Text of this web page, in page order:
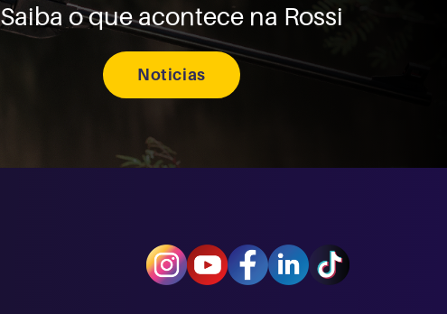
Saiba o que acontece na Rossi
Noticias